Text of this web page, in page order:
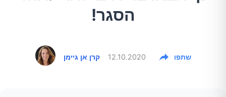
הסגר!
קרן אן גיימן 12.10.2020 שתפו